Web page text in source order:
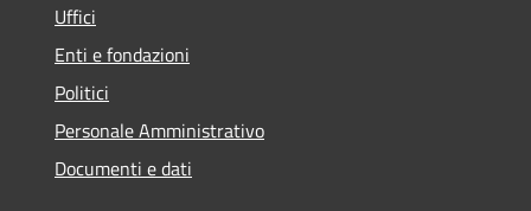
Uffici
Enti e fondazioni
Politici
Personale Amministrativo
Documenti e dati